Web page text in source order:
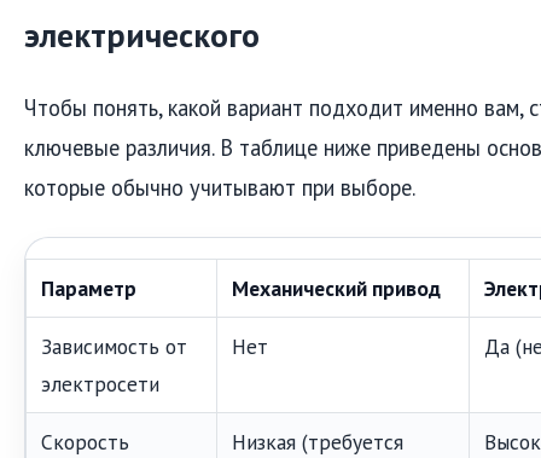
электрического
Чтобы понять, какой вариант подходит именно вам,
ключевые различия. В таблице ниже приведены
которые обычно учитывают при выборе.
Параметр Механический привод
Зависимость от
электросети
Нет Да
Скорость
Низкая (требуется